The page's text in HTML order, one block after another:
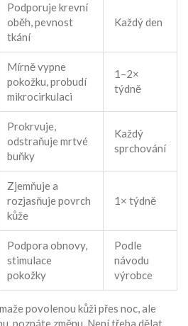
Podporuje krevní
oběh, pevnost
tkání
Každý den
Mírně vypne
pokožku, probudí
mikrocirkulaci
1–2×
týdně
Prokrvuje,
odstraňuje mrtvé
buňky
Každý
sprchování
Zjemňuje a
rozjasňuje povrch
kůže
1× týdně
Podpora obnovy,
stimulace
pokožky
Podle
návodu
výrobce
povolenou kůži přes noc, ale
poznáte změnu. Není třeba dělat